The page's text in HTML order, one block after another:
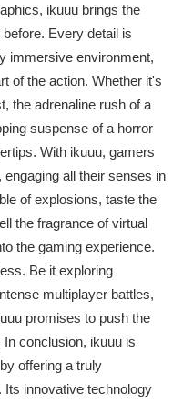
ikuuu brings the
Every detail is
immersive environment,
of the action. Whether it's
the adrenaline rush of a
suspense of a horror
With ikuuu, gamers
all their senses in
of explosions, taste the
the fragrance of virtual
the gaming experience.
Be it exploring
multiplayer battles,
promises to push the
conclusion, ikuuu is
offering a truly
Its innovative technology